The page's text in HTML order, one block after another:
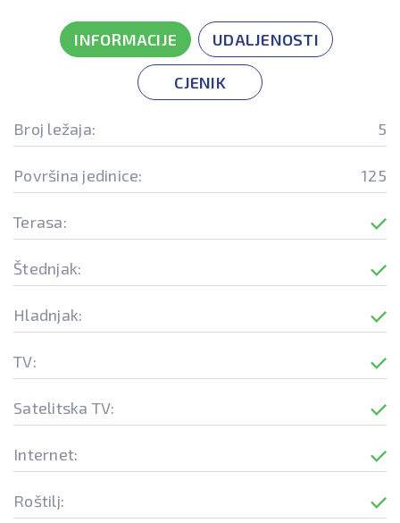
INFORMACIJE UDALJENOSTI
CJENIK
Broj ležaja: 5
Površina jedinice: 125
Terasa:
Štednjak:
Hladnjak:
TV:
Satelitska TV:
Internet:
Roštilj: